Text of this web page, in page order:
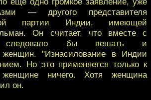
— другого представителя
партии Индии, имеющей
Он считает, что вместе с
следовало бы вешать и
женщин. "Изнасилование в Индии
Но это применяется только к
ничего. Хотя женщина
он.